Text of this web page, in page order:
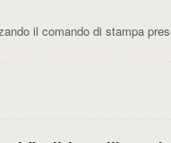
il comando di stampa